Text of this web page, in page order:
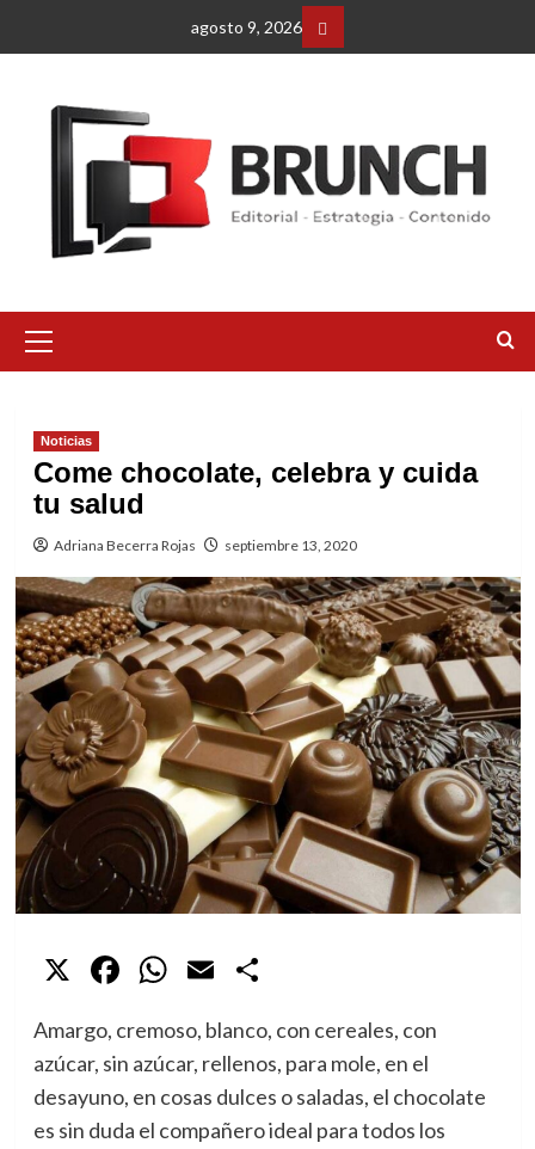
agosto 9, 2026
Facebbok
primario
Noticias
Come chocolate, celebra y cuida
tu salud
Adriana Becerra Rojas septiembre 13, 2020
X Facebook
WhatsApp
Email
Amargo, cremoso, blanco, con cereales, con
azúcar, sin azúcar, rellenos, para mole, en el
desayuno, en cosas dulces o saladas, el chocolate
es sin duda el compañero ideal para todos los